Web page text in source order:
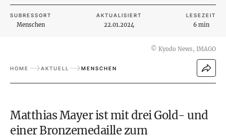
SUBRESSORT
Menschen
AKTUALISIERT
22.01.2024
LESEZEIT
6 min
© Kyodo News, IMAGO
HOME AKTUELL MENSCHEN
Matthias Mayer ist mit drei Gold- und
einer Bronzemedaille zum